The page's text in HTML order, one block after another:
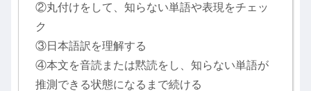
②丸付けをして、知らない単語や表現をチェッ
ク
③日本語訳を理解する
④本文を音読または黙読をし、知らない単語が
推測できる状態になるまで続ける